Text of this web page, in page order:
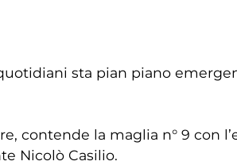
sta pian piano
contende la maglia n° 9 con
Nicolò Casilio.